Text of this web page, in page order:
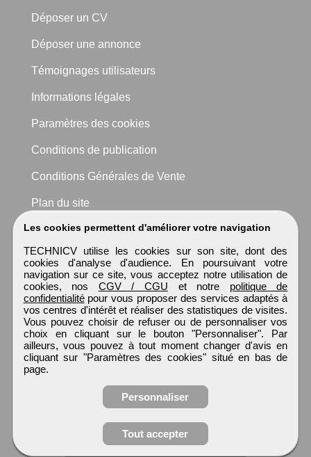
Obtenir ses
coordonnées
Les cookies permettent d'améliorer votre navigation
TECHNICV utilise les cookies sur son site, dont des
cookies d'analyse d'audience. En poursuivant votre
navigation sur ce site, vous acceptez notre utilisation de
cookies, nos CGV / CGU et notre politique de
confidentialitépour vous proposer des services adaptés à
vos centres d'intérêt et réaliser des statistiques de visites.
Vous pouvez choisir de refuser ou de personnaliser vos
choix en cliquant sur le bouton "Personnaliser". Par
ailleurs, vous pouvez à tout moment changer d'avis en
cliquant sur "Paramètres des cookies" situé en bas de
page.
Personnaliser
Tout accepter
Déposer un CV
Déposer une annonce
Témoignages utilisateurs
Informations légales
Paramètres des cookies
Conditions de publication
Conditions Générales de Vente
Plan du site
TECHNICV